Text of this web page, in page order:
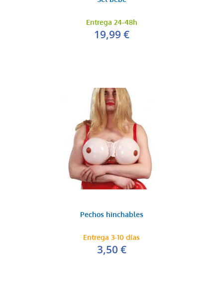
Entrega 24-48h
19,99 €
Pechos hinchables
Entrega 3-10 días
3,50 €